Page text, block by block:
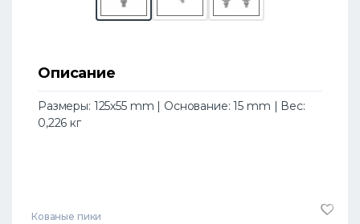
Описание
Размеры: 125х55 mm | Основание: 15 mm | Вес:
0,226 кг
Кованые пики